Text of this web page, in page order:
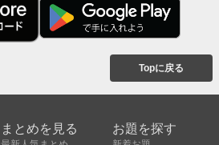
Topに戻る
まとめを見る お題を探す